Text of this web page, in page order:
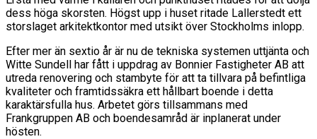
dess höga skorsten. Högst upp i huset ritade Lallerstedt ett
storslaget arkitektkontor med utsikt över Stockholms inlopp.
Efter mer än sextio år är nu de tekniska systemen uttjänta och
Witte Sundell har fått i uppdrag av Bonnier Fastigheter AB att
utreda renovering och stambyte för att ta tillvara på befintliga
kvaliteter och framtidssäkra ett hållbart boende i detta
karaktärsfulla hus. Arbetet görs tillsammans med
Frankgruppen AB och boendesamråd är inplanerat under
hösten.